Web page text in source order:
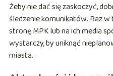
Żeby nie dać się zaskoczyć,
śledzenie komunikatów. Raz
stronę MPK lub na ich media
wystarczy, by uniknąć
miasta.